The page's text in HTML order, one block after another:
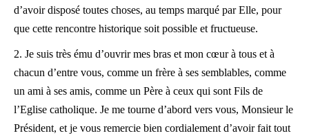
d’avoir disposé toutes choses, au temps marqué par Elle, pour
que cette rencontre historique soit possible et fructueuse.
2. Je suis très ému d’ouvrir mes bras et mon cœur à tous et à
chacun d’entre vous, comme un frère à ses semblables, comme
un ami à ses amis, comme un Père à ceux qui sont Fils de
l’Eglise catholique. Je me tourne d’abord vers vous, Monsieur le
Président, et je vous remercie bien cordialement d’avoir fait tout